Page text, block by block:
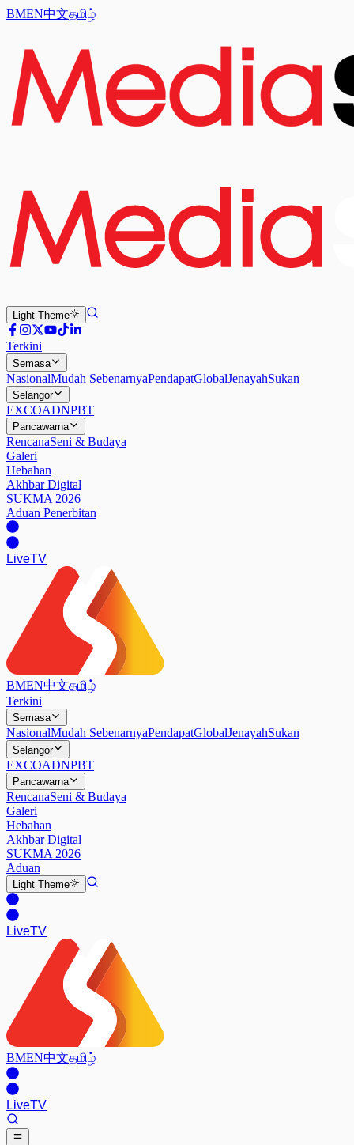
BMEN中文தமிழ்
Light Theme
Terkini
Semasa
NasionalMudah SebenarnyaPendapatGlobalJenayahSukan
Selangor
EXCOADNPBT
Pancawarna
RencanaSeni & Budaya
Galeri
Hebahan
Akhbar Digital
SUKMA 2026
Aduan Penerbitan
LiveTV
BMEN中文தமிழ்
Terkini
Semasa
NasionalMudah SebenarnyaPendapatGlobalJenayahSukan
Selangor
EXCOADNPBT
Pancawarna
RencanaSeni & Budaya
Galeri
Hebahan
Akhbar Digital
SUKMA 2026
Aduan
Light Theme
LiveTV
BMEN中文தமிழ்
LiveTV